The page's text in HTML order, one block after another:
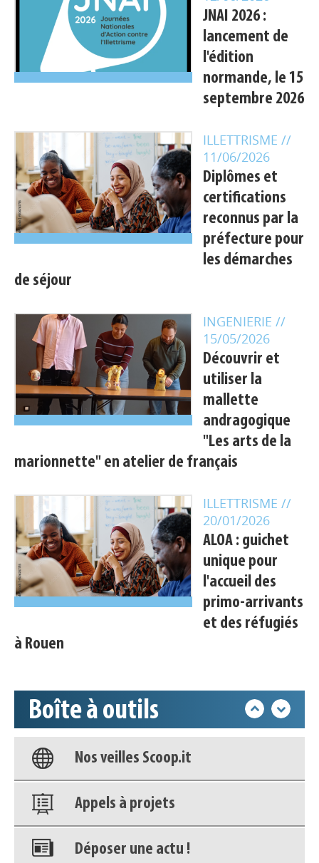
JNAI 2026 :
lancement de
l'édition
normande, le 15
septembre 2026
ILLETTRISME //
11/06/2026
Diplômes et
certifications
reconnus par la
préfecture pour
les démarches
de séjour
INGENIERIE //
15/05/2026
Découvrir et
utiliser la
mallette
andragogique
"Les arts de la
marionnette" en atelier de français
ILLETTRISME //
20/01/2026
ALOA : guichet
unique pour
l'accueil des
primo-arrivants
et des réfugiés
à Rouen
Boîte à outils
Appels à projets
Base documentaire
Nos veilles Scoop.it
Appels à projets
Déposer une actu !